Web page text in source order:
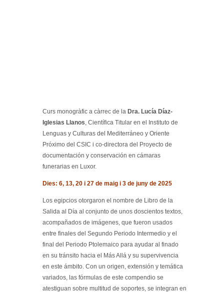
Curs monogràfic a càrrec de la Dra. Lucía Díaz-
Iglesias Llanos, Científica Titular en el Instituto de
Lenguas y Culturas del Mediterráneo y Oriente
Próximo del CSIC i co-directora del Proyecto de
documentación y conservación en cámaras
funerarias en Luxor.
Dies: 6, 13, 20 i 27 de maig i 3 de juny de 2025
Los egipcios otorgaron el nombre de Libro de la
Salida al Día al conjunto de unos doscientos textos,
acompañados de imágenes, que fueron usados
entre finales del Segundo Periodo Intermedio y el
final del Periodo Ptolemaico para ayudar al finado
en su tránsito hacia el Más Allá y su supervivencia
en este ámbito. Con un origen, extensión y temática
variados, las fórmulas de este compendio se
atestiguan sobre multitud de soportes, se integran en